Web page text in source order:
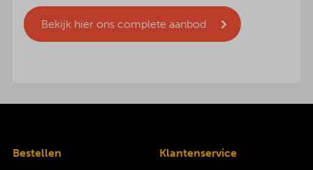
Bekijk hier ons complete aanbod
Bestellen
Klantenservice